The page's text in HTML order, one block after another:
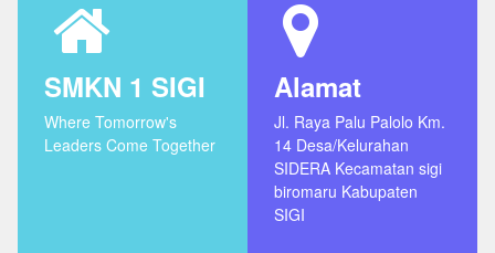
SMKN 1 SIGI
Where Tomorrow's
Leaders Come Together
Alamat
Jl. Raya Palu Palolo Km.
14 Desa/Kelurahan
SIDERA Kecamatan sigi
biromaru Kabupaten
SIGI